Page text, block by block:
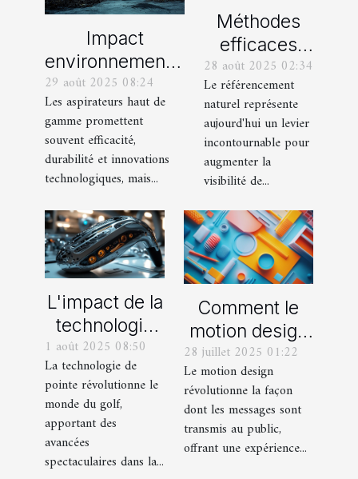
Impact
environnemental
des aspirateurs
haut de gamme :
Mythes et
réalités
29 août 2025 08:24
Les aspirateurs haut de
gamme promettent
souvent efficacité,
durabilité et innovations
technologiques, mais...
Méthodes
efficaces
pour
maximiser le
potentiel
SEO de votre
site internet
28 août 2025 02:34
Le référencement
naturel représente
aujourd'hui un levier
incontournable pour
augmenter la
visibilité de...
L'impact de la
technologie
de pointe
dans la
fabrication
des
équipements
de golf
1 août 2025 08:50
La technologie de
pointe révolutionne le
monde du golf,
apportant des
avancées
spectaculaires dans la...
Comment le
motion design
transforme-t-il
la
communication
visuelle ?
28 juillet 2025 01:22
Le motion design
révolutionne la façon
dont les messages sont
transmis au public,
offrant une expérience...